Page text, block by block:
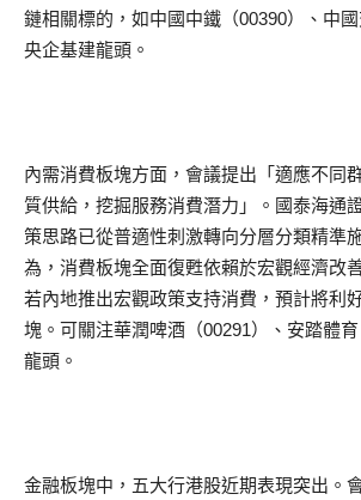
鏈相關標的，如中國中鐵（00390）、中
央企基建龍頭。
內需消費板塊方面，會議提出「適應不同
質供給，挖掘服務消費潛力」。國泰海通
策思路已從普適性刺激轉向分層分類精準
為，消費板塊全面復甦依賴於宏觀經濟改
若內地推出宏觀政策支持消費，預計將利
塊。可關注華潤啤酒（00291）、安踏體
龍頭。
金融板塊中，五大行港股近期表現突出。